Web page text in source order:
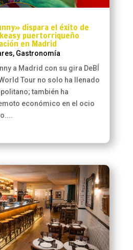
dispara el éxito de
puertorriqueño
en Madrid
, Gastronomía
a Madrid con su gira DeBÍ
Tour no solo ha llenado
también ha
económico en el ocio